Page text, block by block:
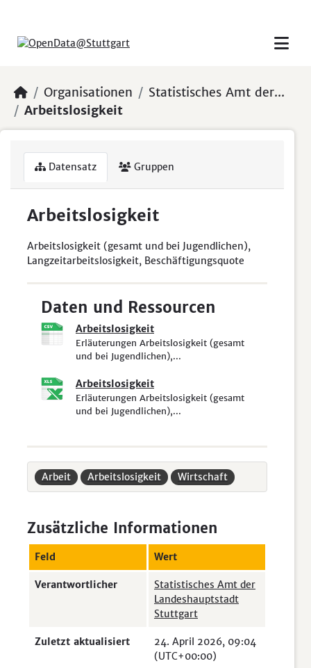
Organisationen
Statistisches Amt der...
Arbeitslosigkeit
Datensatz Gruppen
Arbeitslosigkeit
Arbeitslosigkeit (gesamt und bei Jugendlichen),
Langzeitarbeitslosigkeit, Beschäftigungsquote
Daten und Ressourcen
Arbeitslosigkeit
Erläuterungen Arbeitslosigkeit (gesamt
und bei Jugendlichen),...
Arbeitslosigkeit
Erläuterungen Arbeitslosigkeit (gesamt
und bei Jugendlichen),...
Arbeit Arbeitslosigkeit Wirtschaft
Zusätzliche Informationen
Feld Wert
Verantwortlicher
Statistisches Amt der
Landeshauptstadt
Stuttgart
Zuletzt aktualisiert
24. April 2026, 09:04
(UTC+00:00)